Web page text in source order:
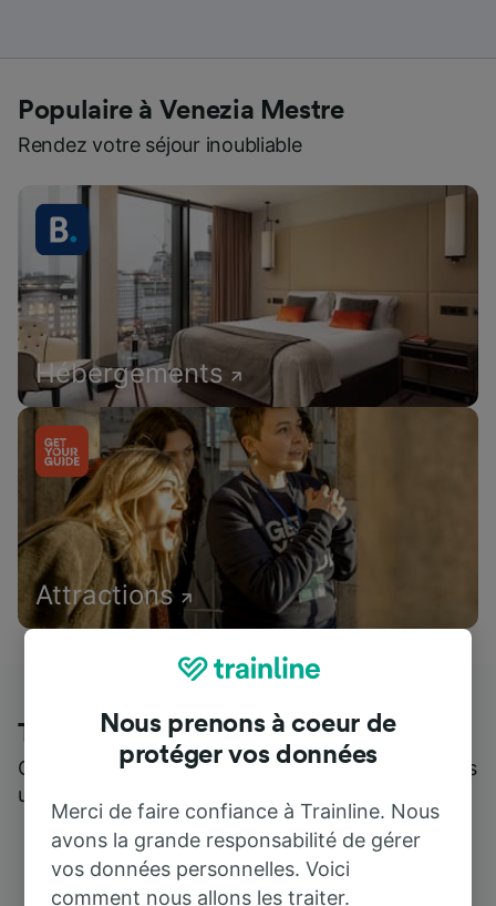
Populaire à Venezia Mestre
Rendez votre séjour inoubliable
Hébergements
Attractions
Trainline : l'avis de nos clients
Qui mieux pour parler de nous, que ceux qui nous
utilisent ?
Nous prenons à coeur de
protéger vos données
Merci de faire confiance à Trainline. Nous
avons la grande responsabilité de gérer
vos données personnelles. Voici
comment nous allons les traiter.